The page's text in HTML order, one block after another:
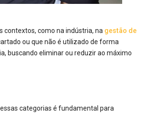
como na indústria, na gestão de
ou que não é utilizado de forma
buscando eliminar ou reduzir ao máximo
categorias é fundamental para